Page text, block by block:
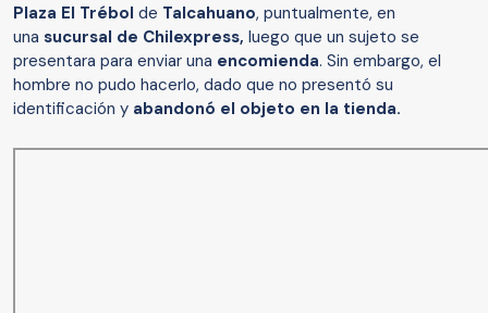
Plaza El Trébol de Talcahuano, puntualmente, en
una sucursal de Chilexpress, luego que un sujeto se
presentara para enviar una encomienda. Sin embargo, el
hombre no pudo hacerlo, dado que no presentó su
identificación y abandonó el objeto en la tienda.